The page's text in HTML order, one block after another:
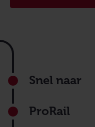
Footer
Snel naar
ProRail